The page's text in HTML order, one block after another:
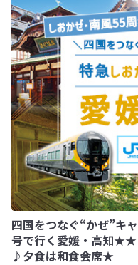
四国をつなぐ“かぜ”キ
号で行く愛媛・高知★★
♪夕食は和食会席★